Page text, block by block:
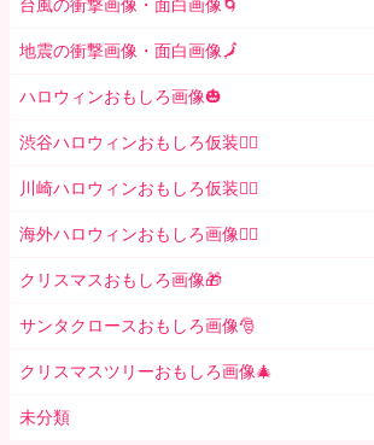
台風の衝撃画像・面白画像🌀
地震の衝撃画像・面白画像🗾
ハロウィンおもしろ画像🎃
渋谷ハロウィンおもしろ仮装👯‍♂️
川崎ハロウィンおもしろ仮装🧞‍♀️
海外ハロウィンおもしろ画像🧛‍♂️
クリスマスおもしろ画像🎁
サンタクロースおもしろ画像🎅
クリスマスツリーおもしろ画像🎄
未分類